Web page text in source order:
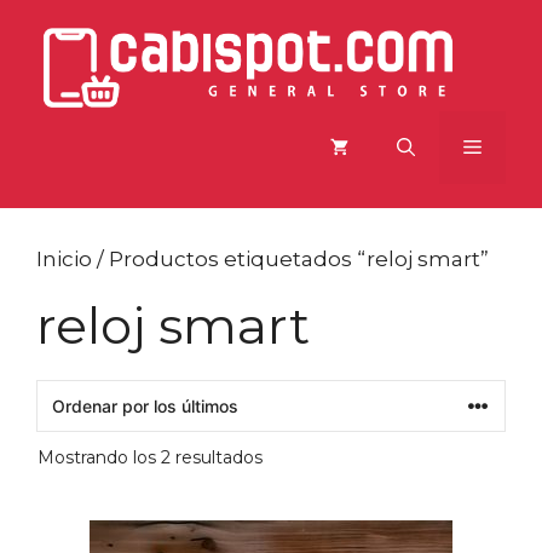
contenido
Menú
Inicio / Productos etiquetados “reloj smart”
reloj smart
Mostrando los 2 resultadosOrdenado
últimos